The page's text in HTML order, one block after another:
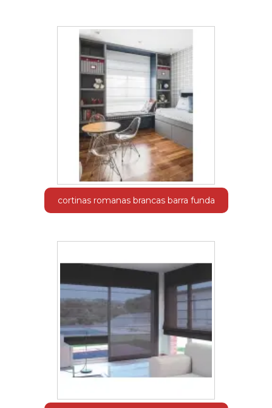
cortinas romanas brancas barra funda